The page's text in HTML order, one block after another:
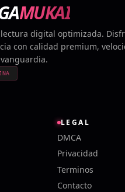
MUKAI
digital optimizada.
con calidad premium,
LEGAL
DMCA
Privacidad
Terminos
Contacto